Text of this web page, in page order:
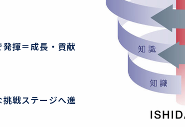
揮＝成長・貢献
戦ステージへ進